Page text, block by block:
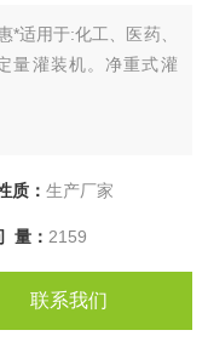
*适用于:化工、医药、
量灌装机。净重式灌
质： 生产厂家
量： 2159
联系我们